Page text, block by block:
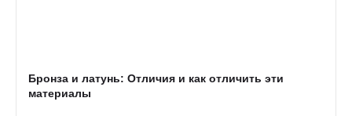
Бронза и латунь: Отличия и как отличить эти
материалы